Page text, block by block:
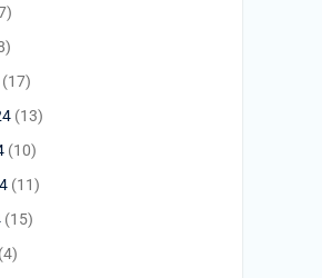
(17)
(13)
(10)
(11)
(15)
(4)